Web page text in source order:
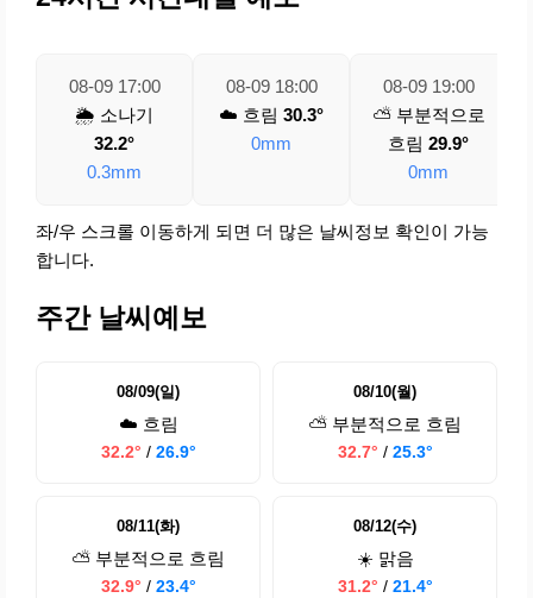
08-09 17:00
🌦️ 소나기
32.2°
0.3mm
08-09 18:00
☁️ 흐림 30.3°
0mm
08-09 19:00
⛅ 부분적으로
흐림 29.9°
0mm
좌/우 스크롤 이동하게 되면 더 많은 날씨정보 확인이 가능
합니다.
주간 날씨예보
08/09(일)
☁️ 흐림
32.2° / 26.9°
08/10(월)
⛅ 부분적으로 흐림
32.7° / 25.3°
08/11(화)
⛅ 부분적으로 흐림
32.9° / 23.4°
08/12(수)
☀️ 맑음
31.2° / 21.4°